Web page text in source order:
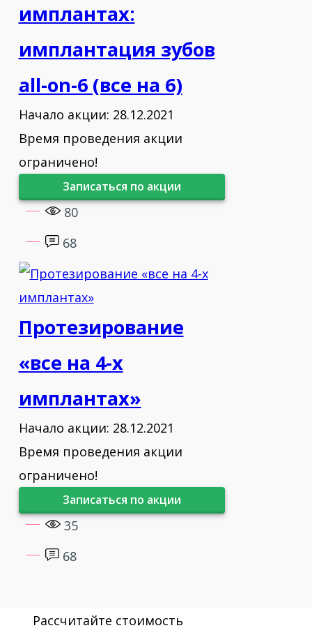
имплантах:
имплантация зубов
all-on-6 (все на 6)
Начало акции: 28.12.2021
Время проведения акции
ограничено!
Записаться по акции
80
68
Протезирование
«все на 4-х
имплантах»
Начало акции: 28.12.2021
Время проведения акции
ограничено!
Записаться по акции
35
68
Рассчитайте стоимость